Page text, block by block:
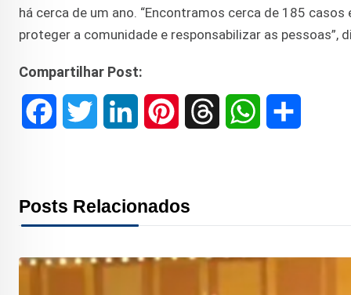
há cerca de um ano. “Encontramos cerca de 185
proteger a comunidade e responsabilizar as pessoas”,
Compartilhar Post:
e t k t
Posts Relacionados